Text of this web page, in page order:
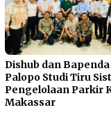
Dishub dan
Palopo Studi Tiru
Pengelolaan Parkir
Makassar